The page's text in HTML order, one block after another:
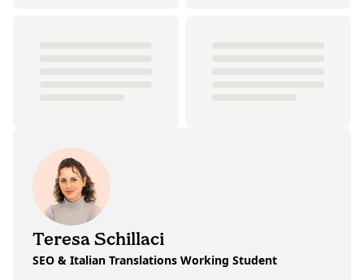
Teresa Schillaci
SEO & Italian Translations Working Student